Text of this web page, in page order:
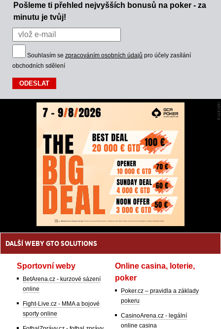
Pošleme ti přehled nejvyšších bonusů na poker - za
minutu je tvůj!
Souhlasím se zpracováním osobních údajů pro účely zasílání
obchodních sdělení
DALŠÍ WEBY GTO SOLUTIONS
Sportovní weby
BetArena.cz - kurzové sázení
online
Fight-Live.cz - MMA a bojové
sporty online
Online casina, loterie,
poker
Poker.cz – pravidla a základy
pokeru
CasinoArena.cz - legální
online casina